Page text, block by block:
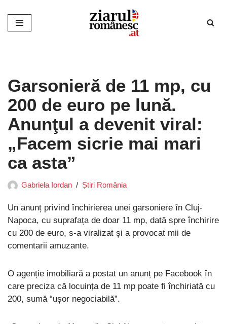
Sari
Garsonieră de 11 mp, cu
200 de euro pe lună.
Anunţul a devenit viral:
„Facem sicrie mai mari
ca asta”
Gabriela Iordan Știri România
Un anunț privind închirierea unei garsoniere în Cluj-
Napoca, cu suprafața de doar 11 mp, dată spre închirire
cu 200 de euro, s-a viralizat și a provocat mii de
comentarii amuzante.
O agenție imobiliară a postat un anunț pe Facebook în
care preciza că locuința de 11 mp poate fi închiriată cu
200, sumă “ușor negociabilă”.